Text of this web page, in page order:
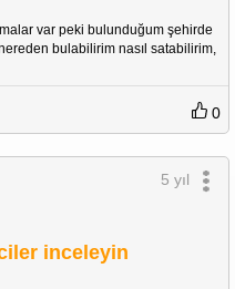
var peki bulunduğum şehirde
bulabilirim nasıl satabilirim,
0
5 yıl
inceleyin